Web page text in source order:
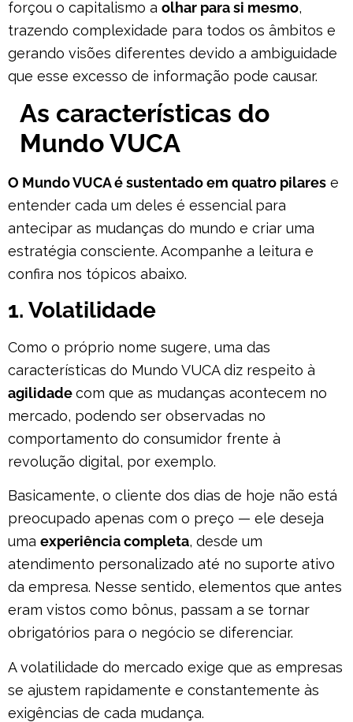
forçou o capitalismo a olhar para si mesmo,
trazendo complexidade para todos os âmbitos e
gerando visões diferentes devido a ambiguidade
que esse excesso de informação pode causar.
As características do
Mundo VUCA
O Mundo VUCA é sustentado em quatro pilares e
entender cada um deles é essencial para
antecipar as mudanças do mundo e criar uma
estratégia consciente. Acompanhe a leitura e
confira nos tópicos abaixo.
1. Volatilidade
Como o próprio nome sugere, uma das
características do Mundo VUCA diz respeito à
agilidadecom que as mudanças acontecem no
mercado, podendo ser observadas no
comportamento do consumidor frente à
revolução digital, por exemplo.
Basicamente, o cliente dos dias de hoje não está
preocupado apenas com o preço — ele deseja
uma experiência completa, desde um
atendimento personalizado até no suporte ativo
da empresa. Nesse sentido, elementos que antes
eram vistos como bônus, passam a se tornar
obrigatórios para o negócio se diferenciar.
A volatilidade do mercado exige que as empresas
se ajustem rapidamente e constantemente às
exigências de cada mudança.